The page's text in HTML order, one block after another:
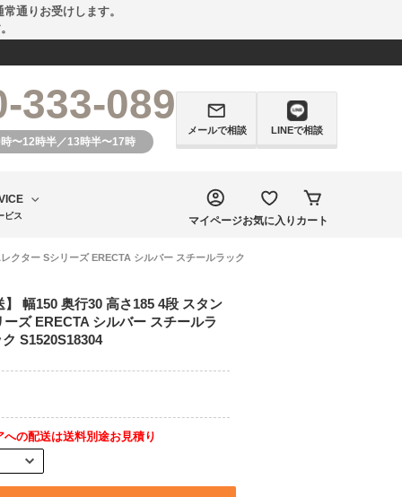
通りお受けします。
333-089
〜12時半／13時半〜17時
メールで相談 LINEで相談
ビス マイページお気に入り カート
クター Sシリーズ ERECTA シルバー スチールラック
】 幅150 奥行30 高さ185 4段 スタン
ズ ERECTA シルバー スチールラ
S1520S18304
の配送は送料別途お見積り